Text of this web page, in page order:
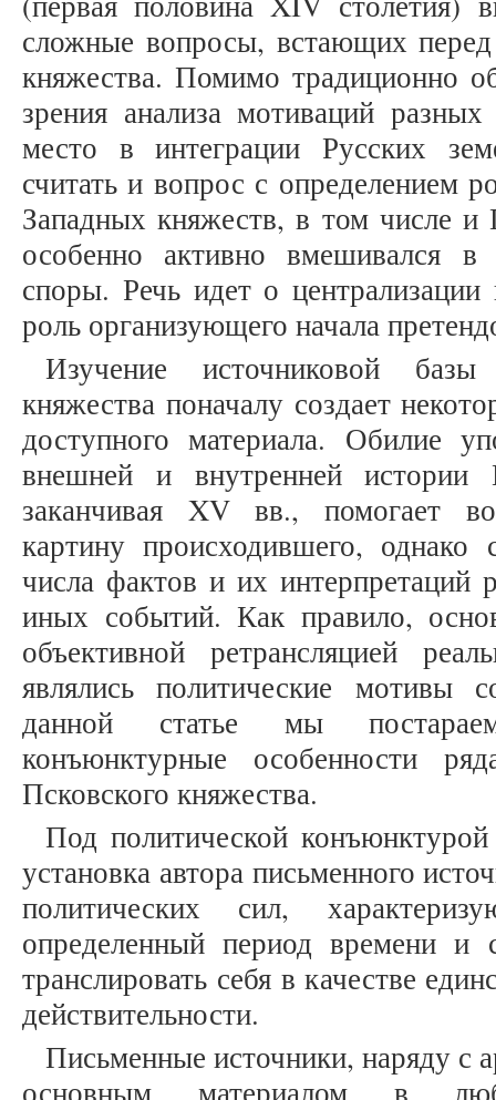
сложные вопросы, встающих перед
княжества. Помимо традиционно
зрения анализа мотиваций
место в интеграции Русских
считать и вопрос с определением
Западных княжеств, в том числе
особенно активно вмешивался в
споры. Речь идет о
роль организующего начала
Изучение источниковой
княжества поначалу создает
доступного материала. Обилие
внешней и внутренней
заканчивая XV вв., помогает
картину происходившего, однако
числа фактов и их интерпретаций
иных событий. Как правило,
объективной ретрансляцией
являлись политические мотивы
данной статье мы
конъюнктурные особенности
Псковского княжества.
Под политической конъюнктурой
установка автора письменного
политических сил,
определенный период времени и
транслировать себя в качестве
действительности.
Письменные источники, наряду с